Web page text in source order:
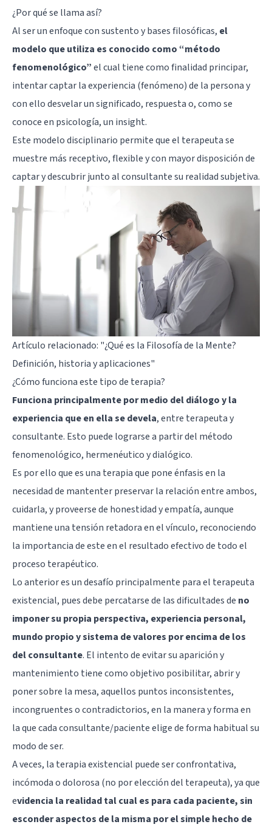
¿Por qué se llama así?
Al ser un enfoque con sustento y bases filosóficas, el
modelo que utiliza es conocido como “método
fenomenológico”el cual tiene como finalidad principar,
intentar captar la experiencia (fenómeno) de la persona y
con ello desvelar un significado, respuesta o, como se
conoce en psicología, un insight.
Este modelo disciplinario permite que el terapeuta se
muestre más receptivo, flexible y con mayor disposición de
captar y descubrir junto al consultante su realidad subjetiva.
Artículo relacionado: "¿Qué es la Filosofía de la Mente?
Definición, historia y aplicaciones"
¿Cómo funciona este tipo de terapia?
Funciona principalmente por medio del diálogo y la
experiencia que en ella se devela, entre terapeuta y
consultante. Esto puede lograrse a partir del método
fenomenológico, hermenéutico y dialógico.
Es por ello que es una terapia que pone énfasis en la
necesidad de mantenter preservar la relación entre ambos,
cuidarla, y proveerse de honestidad y empatía, aunque
mantiene una tensión retadora en el vínculo, reconociendo
la importancia de este en el resultado efectivo de todo el
proceso terapéutico.
Lo anterior es un desafío principalmente para el terapeuta
existencial, pues debe percatarse de las dificultades de no
imponer su propia perspectiva, experiencia personal,
mundo propio y sistema de valores por encima de los
del consultante. El intento de evitar su aparición y
mantenimiento tiene como objetivo posibilitar, abrir y
poner sobre la mesa, aquellos puntos inconsistentes,
incongruentes o contradictorios, en la manera y forma en
la que cada consultante/paciente elige de forma habitual su
modo de ser.
A veces, la terapia existencial puede ser confrontativa,
incómoda o dolorosa (no por elección del terapeuta), ya que
evidencia la realidad tal cual es para cada paciente, sin
esconder aspectos de la misma por el simple hecho de